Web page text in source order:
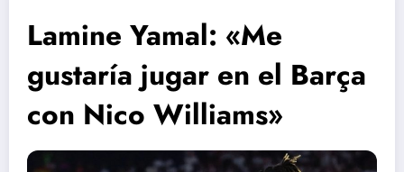
Lamine Yamal: «Me
gustaría jugar en el Barça
con Nico Williams»